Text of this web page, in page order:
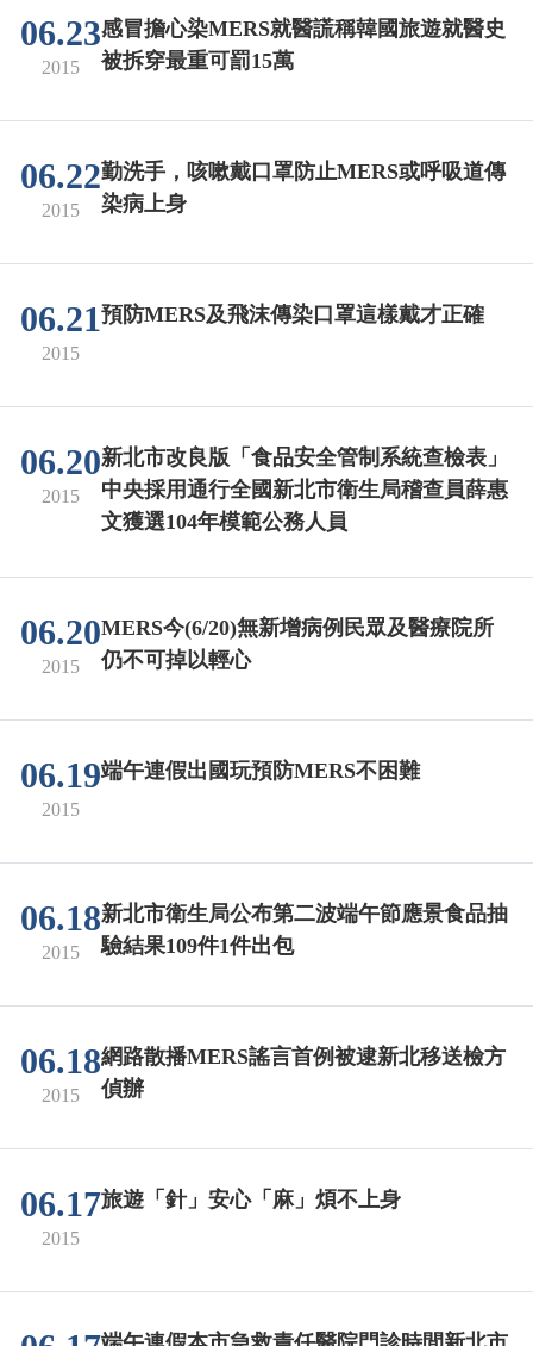
06.23
2015
感冒擔心染MERS就醫謊稱韓國旅遊就醫史
被拆穿最重可罰15萬
06.22
2015
勤洗手，咳嗽戴口罩防止MERS或呼吸道傳
染病上身
06.21
2015
預防MERS及飛沫傳染口罩這樣戴才正確
06.20
2015
新北市改良版「食品安全管制系統查檢表」
中央採用通行全國新北市衛生局稽查員薛惠
文獲選104年模範公務人員
06.20
2015
MERS今(6/20)無新增病例民眾及醫療院所
仍不可掉以輕心
06.19
2015
端午連假出國玩預防MERS不困難
06.18
2015
新北市衛生局公布第二波端午節應景食品抽
驗結果109件1件出包
06.18
2015
網路散播MERS謠言首例被逮新北移送檢方
偵辦
06.17
2015
旅遊「針」安心「麻」煩不上身